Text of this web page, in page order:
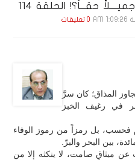
حقـــاً؟! الحلقة 114
0 تعليقات
المذاق؛ كان سرَّ
في رغيف الخبز
فحسب، بل رمزاً من رموز الوفاء
بين البحر والبرّ.
عن ميثاقٍ صامت، لا ينكثه إلا من